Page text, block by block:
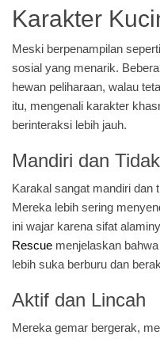
Karakter
Meski berpenampilan
sosial yang menarik.
hewan peliharaan, walau
itu, mengenali karakter
berinteraksi lebih jauh.
Mandiri dan
Karakal sangat mandiri dan
Mereka lebih sering
ini wajar karena sifat
Rescue menjelaskan
lebih suka berburu dan
Aktif dan Lincah
Mereka gemar bergerak,